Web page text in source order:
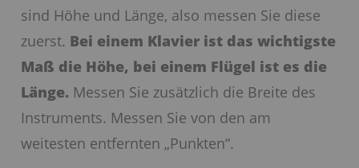
sind Höhe und Länge, also messen Sie diese
zuerst. Bei einem Klavier ist das wichtigste
Maß die Höhe, bei einem Flügel ist es die
Länge. Messen Sie zusätzlich die Breite des
Instruments. Messen Sie von den am
weitesten entfernten „Punkten“.